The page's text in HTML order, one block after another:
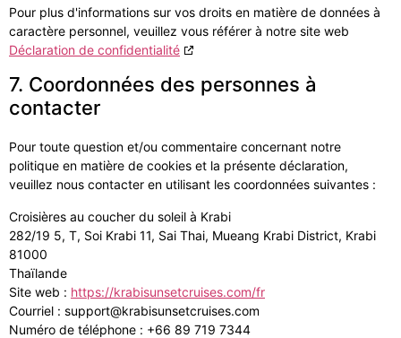
Pour plus d'informations sur vos droits en matière de données à
caractère personnel, veuillez vous référer à notre site web
Déclaration de confidentialité
7. Coordonnées des personnes à
contacter
Pour toute question et/ou commentaire concernant notre
politique en matière de cookies et la présente déclaration,
veuillez nous contacter en utilisant les coordonnées suivantes :
Croisières au coucher du soleil à Krabi
282/19 5, T, Soi Krabi 11, Sai Thai, Mueang Krabi District, Krabi
81000
Thaïlande
Site web : https://krabisunsetcruises.com/fr
Courriel : support@krabisunsetcruises.com
Numéro de téléphone : +66 89 719 7344